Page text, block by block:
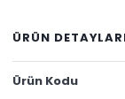
ÜRÜN
Ürün Kodu